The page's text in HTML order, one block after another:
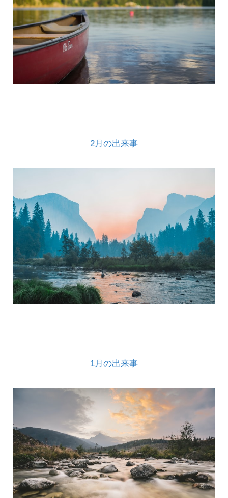
2月の出来事
1月の出来事